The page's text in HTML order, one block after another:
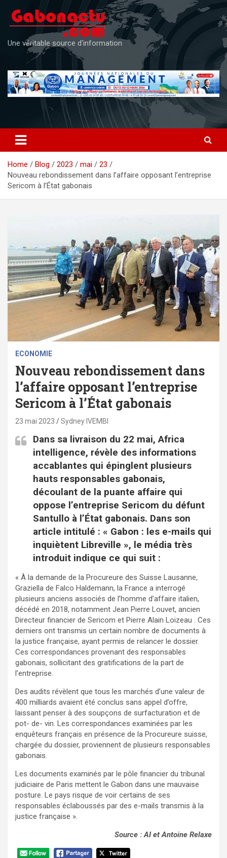
content
Une véritable source d'information
Home Blog 2023 mai
23
Nouveau rebondissement dans l’affaire opposant l’entreprise
Sericom à l’État gabonais
ECONOMIE
Nouveau rebondissement dans
l’affaire opposant l’entreprise
Sericom à l’État gabonais
23 mai 2023 Sydney IVEMBI
Dans sa livraison du 22 mai, Africa
intelligence, révèle des informations
accablantes qui épinglent plusieurs
hauts responsables gabonais,
découlant de la puante affaire qui
oppose l’entreprise Sericom du défunt
Santullo à l’État gabonais. Dans son
article intitulé : « Gabon : les e-mails qui
inquiètent Libreville », le média très
introduit indique ce qui suit :
« À la demande de la Procureure des Suisse Lausanne,
Graziella de Falco Haldemann, la France a interrogé
plusieurs anciens associés de l’homme d’affaire italien,
décédé en 2018, notamment Jean Pierre Louvet, ancien
Directeur financier de Sericom et Pierre Alain Loizeau . Ces
derniers ont transmis un certain nombre de documents à
la justice française, ayant permis de relancer le dossier.
Ces correspondances provenant des responsables
gabonais, sollicitant des gratifications de la part de
l’entreprise.
Des audits révèlent que tous les marchés d’une valeur de
400 milliards avaient été conclus sans appel d’offre,
laissant penser à des soupçons de surfacturation et de
pot- de- vin. Les correspondances examinées par les
enquêteurs français en présence de la Procureure suisse,
chargée du dossier, proviennent de plusieurs responsables
gabonais.
Les documents examinés par le pôle financier du tribunal
judiciaire de Paris mettent le Gabon dans une mauvaise
posture. Le pays risque de voir certains de ses
responsables éclaboussés par des e-mails transmis à la
justice française ».
Source : AI et Antoine Relaxe